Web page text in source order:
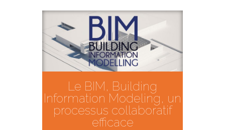
Le BIM, Building
Information Modeling, un
processus collaboratif
efficace